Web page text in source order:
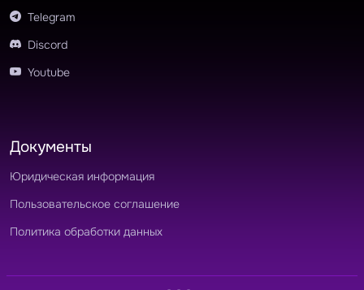
Telegram
Discord
Youtube
Документы
Юридическая информация
Пользовательское соглашение
Политика обработки данных